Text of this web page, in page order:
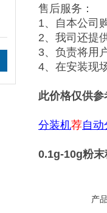
售后服务：
1、自本公司
2、我司还提
3、负责将用
4、在安装现
此价格仅供
分装机荐自
0.1g-10g粉
产